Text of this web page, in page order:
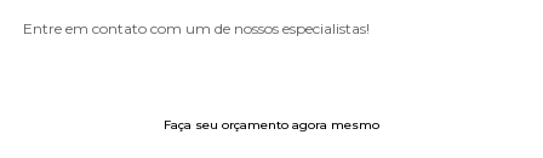
Entre em contato com um de nossos especialistas!
Faça seu orçamento agora mesmo